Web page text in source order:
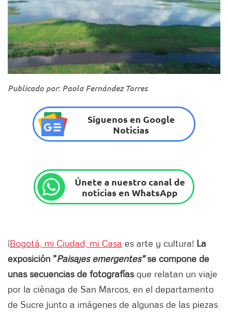
Foto: Museo arqueológico MUSA
Publicado por: Paola Fernández Torres
Síguenos en Google
Noticias
Únete a nuestro canal de
noticias en WhatsApp
¡Bogotá, mi Ciudad, mi Casa es arte y cultura! La
exposición "Paisajes emergentes"se compone de
unas secuencias de fotografías que relatan un viaje
por la ciénaga de San Marcos, en el departamento
de Sucre junto a imágenes de algunas de las piezas